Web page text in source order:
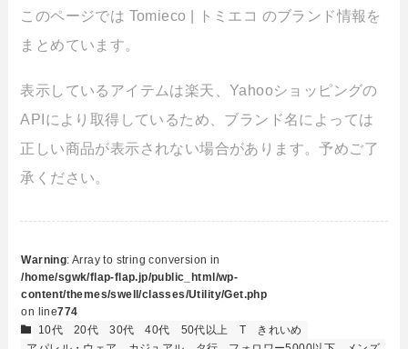
このページでは Tomieco | トミエコ のブランド情報を
まとめています。
表示しているアイテムは楽天、Yahooショッピングの
APIにより取得しているため、ブランド名によっては
正しい商品が表示されない場合があります。予めご了
承ください。
Warning: Array to string conversion in
/home/sgwk/flap-flap.jp/public_html/wp-
content/themes/swell/classes/Utility/Get.php
on line774
10代
20代 30代 40代 50代以上 T
きれいめ